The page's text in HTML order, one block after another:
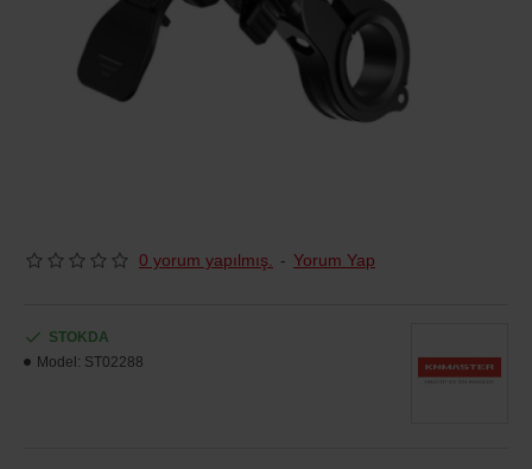
0 yorum yapılmış. - Yorum Yap
STOKDA
Model: ST02288